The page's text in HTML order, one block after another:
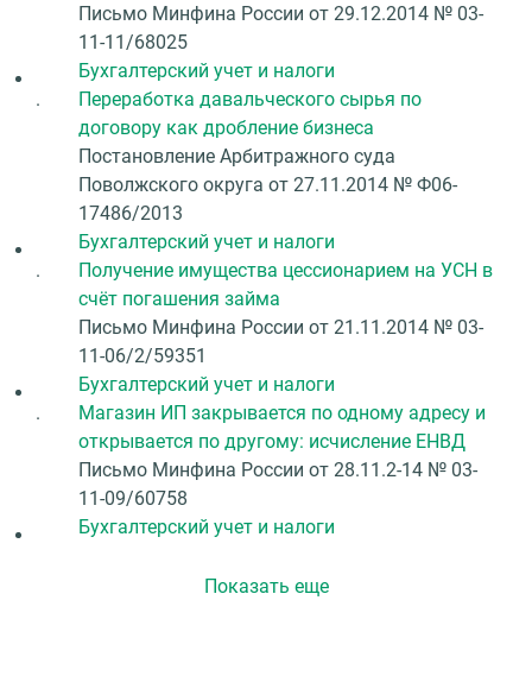
Письмо Минфина России от 29.12.2014 № 03-
11-11/68025
Бухгалтерский учет и налоги
.
Переработка давальческого сырья по
договору как дробление бизнеса
Постановление Арбитражного суда
Поволжского округа от 27.11.2014 № Ф06-
17486/2013
Бухгалтерский учет и налоги
.
Получение имущества цессионарием на УСН в
счёт погашения займа
Письмо Минфина России от 21.11.2014 № 03-
11-06/2/59351
Бухгалтерский учет и налоги
.
Магазин ИП закрывается по одному адресу и
открывается по другому: исчисление ЕНВД
Письмо Минфина России от 28.11.2-14 № 03-
11-09/60758
Бухгалтерский учет и налоги
Показать ещe